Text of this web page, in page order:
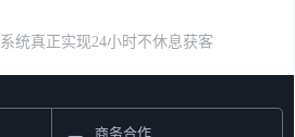
统真正实现24小时不休息获客
商务合作